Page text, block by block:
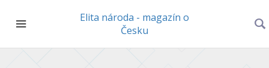
Elita národa - magazín o
Česku